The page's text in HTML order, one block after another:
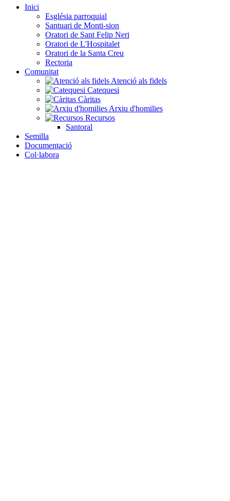
Inici
Església parroquial
Santuari de Monti-sion
Oratori de Sant Felip Neri
Oratori de L'Hospitalet
Oratori de la Santa Creu
Rectoria
Comunitat
Atenció als fidels
Catequesi
Càritas
Arxiu d'homilies
Recursos
Santoral
Semilla
Documentació
Col·labora